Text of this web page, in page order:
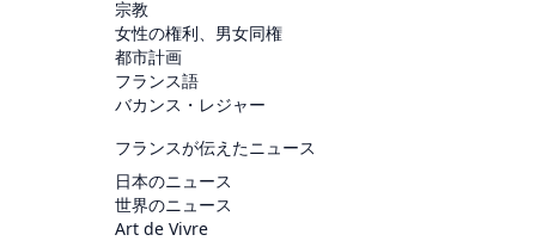
宗教
女性の権利、男女同権
都市計画
フランス語
バカンス・レジャー
フランスが伝えたニュース
日本のニュース
世界のニュース
Art de Vivre